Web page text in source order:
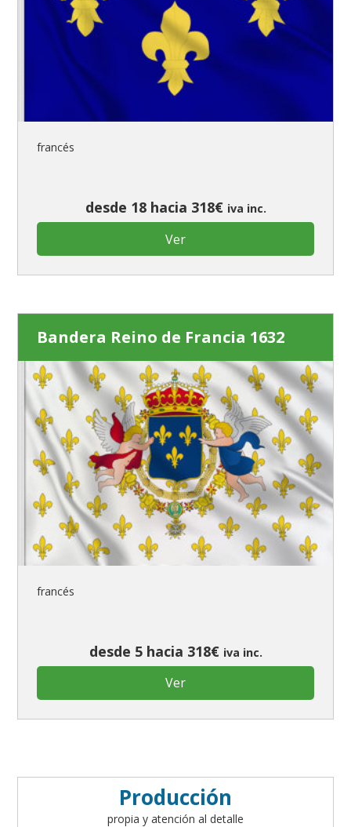
francés
desde 18 hacia 318€ iva inc.
Ver
Bandera Reino de Francia 1632
francés
desde 5 hacia 318€ iva inc.
Ver
Producción
propia y atención al detalle